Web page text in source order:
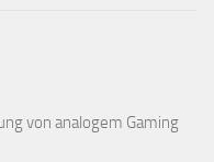
von analogem Gaming